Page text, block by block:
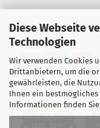
Diese Webseite
Technologien
Wir verwenden Cookies
Drittanbietern, um die
gewährleisten, die
Ihnen ein
Informationen finden
E-Mail: